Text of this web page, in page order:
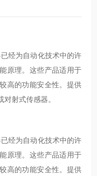
经为自动化技术中的许
原理。这些产品适用于
高的功能安全性。提供
射式传感器。
经为自动化技术中的许
原理。这些产品适用于
高的功能安全性。提供